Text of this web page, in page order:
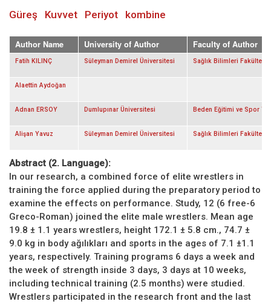
Güreş Kuvvet Periyot kombine
Author Name University of Author Faculty of Author
Fatih KILINÇ Süleyman Demirel Üniversitesi Sağlık Bilimleri Fakültesi
Alaettin Aydoğan
Adnan ERSOY Dumlupınar Üniversitesi Beden Eğitimi ve Spor
Alişan Yavuz Süleyman Demirel Üniversitesi Sağlık Bilimleri Fakültesi
Abstract (2. Language):
In our research, a combined force of elite wrestlers in
training the force applied during the preparatory period to
examine the effects on performance. Study, 12 (6 free-6
Greco-Roman) joined the elite male wrestlers. Mean age
19.8 ± 1.1 years wrestlers, height 172.1 ± 5.8 cm., 74.7 ±
9.0 kg in body ağılıkları and sports in the ages of 7.1 ±1.1
years, respectively. Training programs 6 days a week and
the week of strength inside 3 days, 3 days at 10 weeks,
including technical training (2.5 months) were studied.
Wrestlers participated in the research front and the last